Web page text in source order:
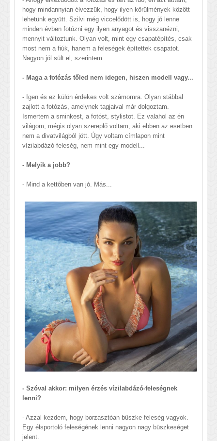
hogy mindannyian élvezzük, hogy ilyen körülmények között
lehetünk együtt. Szilvi még viccelődött is, hogy jó lenne
minden évben fotózni egy ilyen anyagot és visszanézni,
mennyit változtunk. Olyan volt, mint egy csapatépítés, csak
most nem a fiúk, hanem a feleségek építettek csapatot.
Nagyon jól sült el, szerintem.
- Maga a fotózás tőled nem idegen, hiszen modell vagy...
- Igen és ez külön érdekes volt számomra. Olyan stábbal
zajlott a fotózás, amelynek tagjaival már dolgoztam.
Ismertem a sminkest, a fotóst, stylistot. Ez valahol az én
világom, mégis olyan szereplő voltam, aki ebben az esetben
nem a divatvilágból jött. Úgy voltam címlapon mint
vízilabdázó-feleség, nem mint egy modell...
- Melyik a jobb?
- Mind a kettőben van jó. Más...
- Szóval akkor: milyen érzés vízilabdázó-feleségnek
lenni?
- Azzal kezdem, hogy borzasztóan büszke feleség vagyok.
Egy élsportoló feleségének lenni nagyon nagy büszkeséget
jelent.